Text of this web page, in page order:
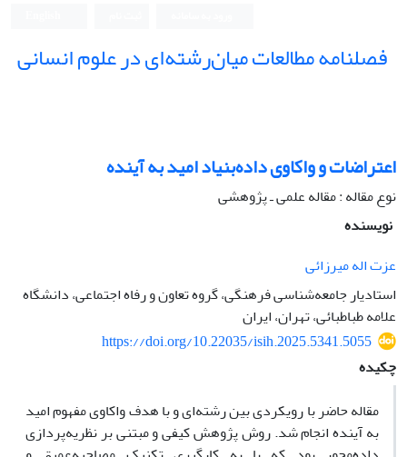
فصلنامه مطالعات میان‌رشته‌ای در علوم انسانی
اعتراضات و واکاوی داده‌بنیاد امید به آینده
نوع مقاله : مقاله علمی ـ پژوهشی
نویسنده
عزت اله میرزائی
استادیار جامعه‌شناسی فرهنگی، گروه تعاون و رفاه اجتماعی، دانشگاه
علامه طباطبائی، تهران، ایران
https://doi.org/10.22035/isih.2025.5341.5055
چکیده
مقاله حاضر با رویکردی بین رشته‌ای و با هدف واکاوی مفهوم امید
به آینده انجام شد. روش پژوهش کیفی و مبتنی بر نظریه‌‌پردازی